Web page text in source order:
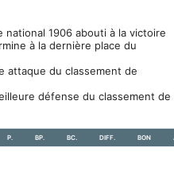
national 1906 abouti à la victoire
à la dernière place du
attaque du classement de
défense du classement de
P. BP. BC. DIFF. BON